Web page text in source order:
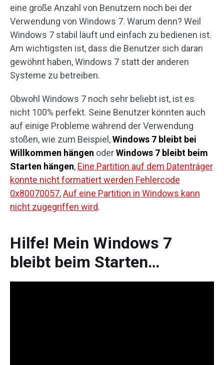
eine große Anzahl von Benutzern noch bei der
Verwendung von Windows 7. Warum denn? Weil
Windows 7 stabil läuft und einfach zu bedienen ist.
Am wichtigsten ist, dass die Benutzer sich daran
gewöhnt haben, Windows 7 statt der anderen
Systeme zu betreiben.
Obwohl Windows 7 noch sehr beliebt ist, ist es
nicht 100% perfekt. Seine Benutzer könnten auch
auf einige Probleme während der Verwendung
stoßen, wie zum Beispiel,Windows 7 bleibt bei
Willkommen hängen oderWindows 7 bleibt beim
Starten hängen, Eine Partition auf dem Datenträger
konnte nicht formatiert werden Fehlercode
0x80070057,Auf eine Partition in Windows kann
nicht zugegriffen wird.
Hilfe! Mein Windows 7
bleibt beim Starten…